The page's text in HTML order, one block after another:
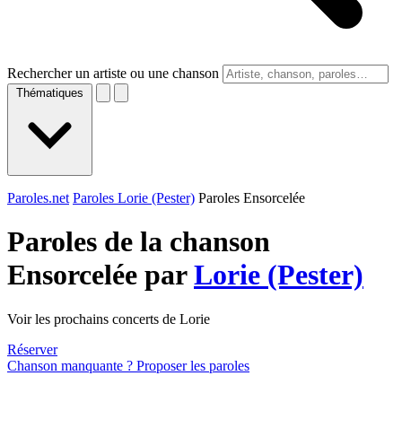
Rechercher un artiste ou une chanson
Thématiques
Paroles.net Paroles Lorie (Pester) Paroles Ensorcelée
Paroles de la chanson
Ensorcelée parLorie (Pester)
Voir les prochains concerts de Lorie
Réserver
Chanson manquante ? Proposer les paroles